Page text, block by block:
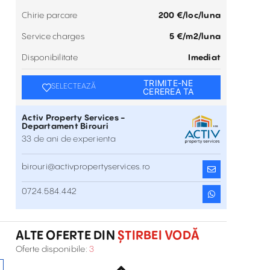
Chirie parcare 200 €/loc/luna
Service charges 5 €/m2/luna
Disponibilitate Imediat
SELECTEAZĂ
TRIMITE-NE
CEREREA TA
Activ Property Services -
Departament Birouri
33 de ani de experienta
birouri@activpropertyservices.ro
0724.584.442
ALTE OFERTE DIN ȘTIRBEI VODĂ
Oferte disponibile: 3
Inchiriere
Birouri de inchiriat in Berthelot 59
Spații birouri de închiriat în clădirea
Domus II
Știrbei Vodă 114-116 , Știrbei Vodă , București